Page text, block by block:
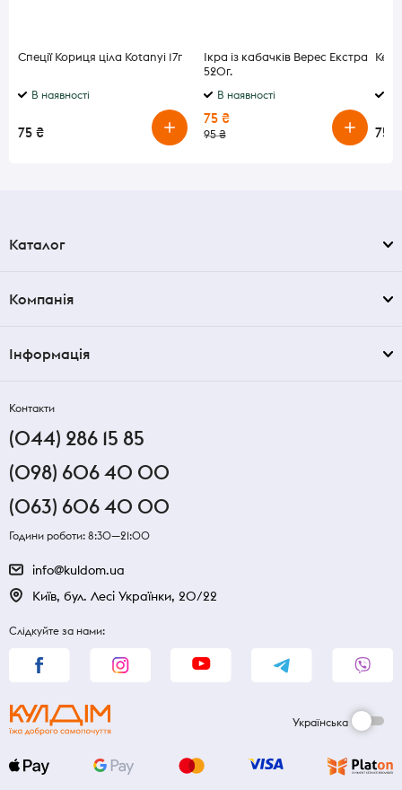
Спеції Кориця ціла Kotanyi 17г
В наявності
75 ₴
Ікра із кабачків Верес Екстра
520г.
В наявності
75 ₴
95 ₴ 75 ₴
Каталог
Компанія
Інформація
Контакти
(044) 286 15 85
(098) 606 40 00
(063) 606 40 00
Години роботи: 8:30—21:00
info@kuldom.ua
Київ, бул. Лесі Українки, 20/22
Слідкуйте за нами:
Українська